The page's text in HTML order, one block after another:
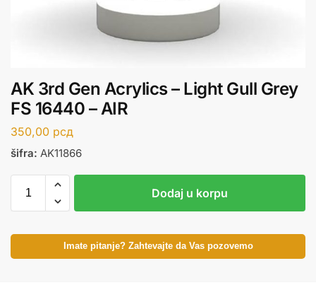
AK 3rd Gen Acrylics – Light Gull Grey
FS 16440 – AIR
350,00 рсд
šifra: AK11866
Dodaj u korpu
Imate pitanje? Zahtevajte da Vas pozovemo